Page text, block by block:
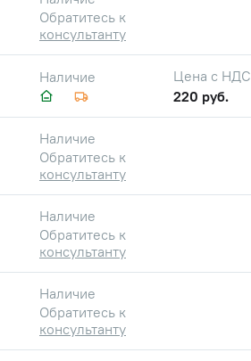
Обратитесь к
консультанту
Наличие
Цена с НДС
220 руб.
Наличие
Обратитесь к
консультанту
Наличие
Обратитесь к
консультанту
Наличие
Обратитесь к
консультанту